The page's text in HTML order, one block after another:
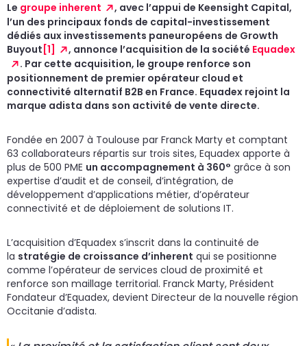
Le groupe inherent
, avec l’appui de Keensight Capital,
l’un des principaux fonds de capital-investissement
dédiés aux investissements paneuropéens de Growth
Buyout [1] , annonce l’acquisition de la société Equadex
. Par cette acquisition, le groupe renforce son
positionnement de premier opérateur cloud et
connectivité alternatif B2B en France. Equadex rejoint la
marque adista dans son activité de vente directe.
Fondée en 2007 à Toulouse par Franck Marty et comptant
63 collaborateurs répartis sur trois sites, Equadex apporte à
plus de 500 PME un accompagnement à 360° grâce à son
expertise d’audit et de conseil, d’intégration, de
développement d’applications métier, d’opérateur
connectivité et de déploiement de solutions IT.
L’acquisition d’Equadex s’inscrit dans la continuité de
la stratégie de croissance d’inherent qui se positionne
comme l’opérateur de services cloud de proximité et
renforce son maillage territorial. Franck Marty, Président
Fondateur d’Equadex, devient Directeur de la nouvelle région
Occitanie d’adista.